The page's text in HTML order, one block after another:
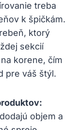
treba
k špičkám.
ktorý
sekcií
korene, čím
pre váš štýl.
objem a